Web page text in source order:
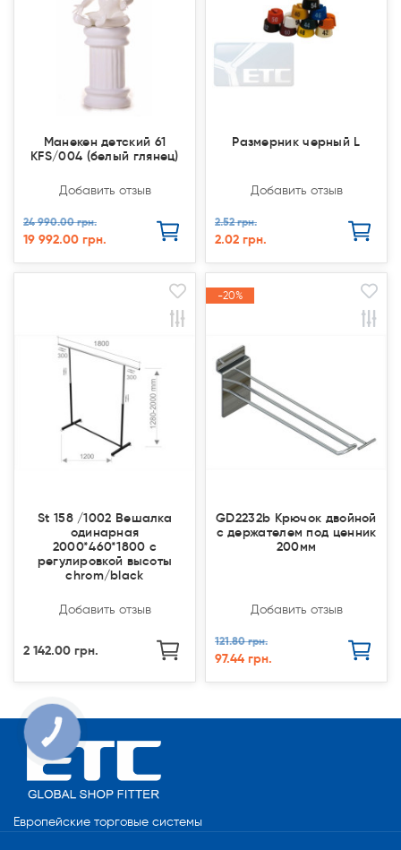
Манекен детский 61
KFS/004 (белый глянец)
Добавить отзыв
24 990.00 грн.
19 992.00 грн.
Размерник черный L
Добавить отзыв
2.52 грн.
2.02 грн.
St 158 /1002 Вешалка
одинарная
2000*460*1800 с
регулировкой высоты
chrom/black
Добавить отзыв
2 142.00 грн.
-20%
-20%
GD2232b Крючок двойной
с держателем под ценник
200мм
Добавить отзыв
121.80 грн.
97.44 грн.
Европейские торговые системы
КНОПКА
СВЯЗИ